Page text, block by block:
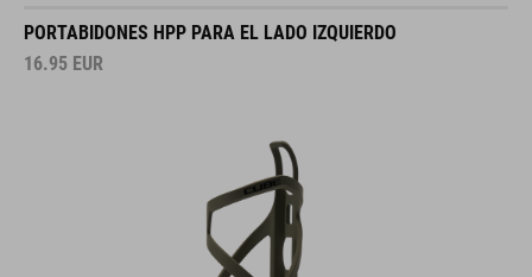
PORTABIDONES HPP PARA EL LADO IZQUIERDO
16.95 EUR